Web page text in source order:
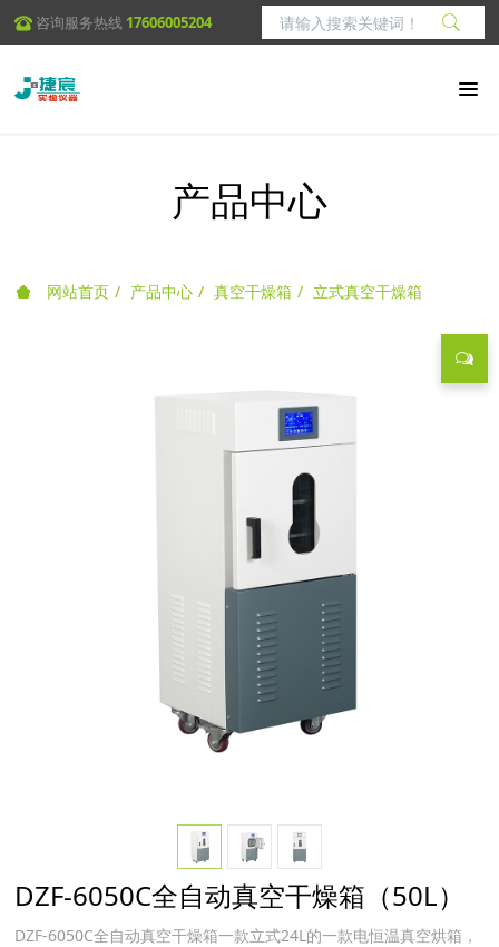
咨询服务热线 17606005204
产品中心
网站首页 产品中心 真空干燥箱 立式真空干燥箱
DZF-6050C全自动真空干燥箱（50L）
DZF-6050C全自动真空干燥箱一款立式24L的一款电恒温真空烘箱，